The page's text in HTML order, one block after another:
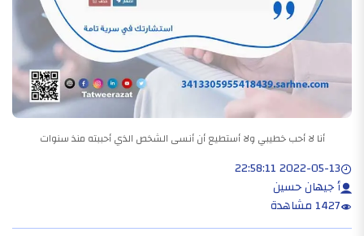
أنا لا أحب خطيبي ولا أستطيع أن أنسى الشخص الذي أحببته منذ سنوات
2022-05-13 22:58:11
أ جيهان حسين
1427 مشاهدة